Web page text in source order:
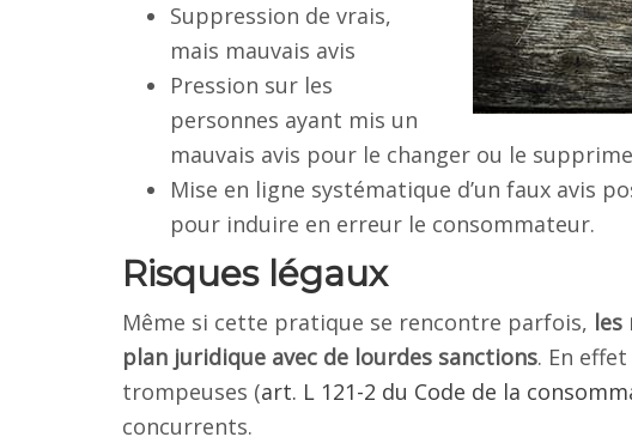
Suppression de vrais,
mais mauvais avis
Pression sur les
personnes ayant mis un
mauvais avis pour le changer ou le
Mise en ligne systématique d’un faux avis
pour induire en erreur le consommateur.
Risques légaux
Même si cette pratique se rencontre parfois, les
plan juridique avec de lourdes sanctions. En
trompeuses (art. L 121-2 du Code de la
concurrents.